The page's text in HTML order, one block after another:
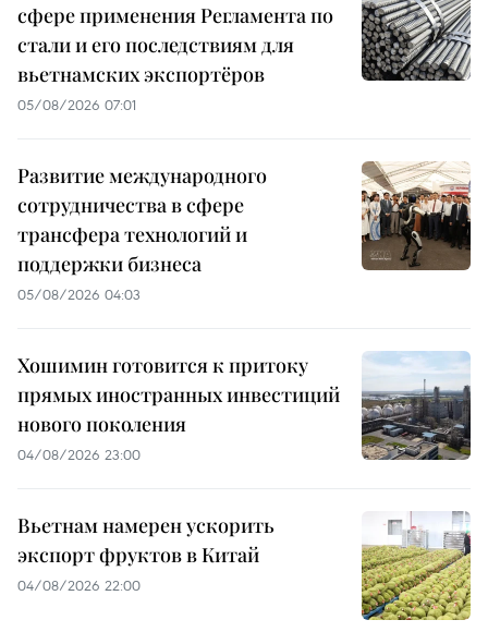
сфере применения Регламента по
стали и его последствиям для
вьетнамских экспортёров
05/08/2026 07:01
Развитие международного
сотрудничества в сфере
трансфера технологий и
поддержки бизнеса
05/08/2026 04:03
Хошимин готовится к притоку
прямых иностранных инвестиций
нового поколения
04/08/2026 23:00
Вьетнам намерен ускорить
экспорт фруктов в Китай
04/08/2026 22:00